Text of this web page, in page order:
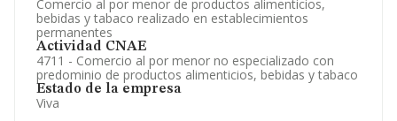
Comercio al por menor de productos alimenticios,
bebidas y tabaco realizado en establecimientos
permanentes
Actividad CNAE
4711 - Comercio al por menor no especializado con
predominio de productos alimenticios, bebidas y tabaco
Estado de la empresa
Viva